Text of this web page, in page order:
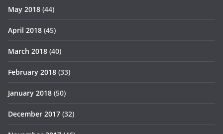
May 2018 (44)
April 2018 (45)
March 2018 (40)
February 2018 (33)
January 2018 (50)
December 2017 (32)